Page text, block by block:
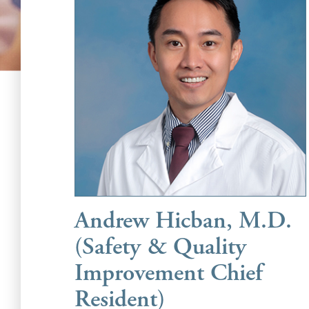
Andrew Hicban, M.D.
(Safety & Quality
Improvement Chief
Resident)